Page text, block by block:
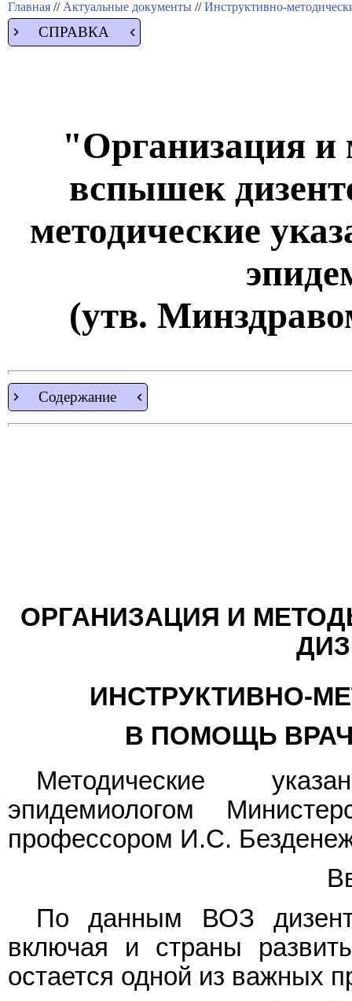
Главная // Актуальные документы //Инструктивно-
СПРАВКА
"Организация и
вспышек
методические
(утв.
Содержание
ОРГАНИЗАЦИЯ И
ИНСТРУКТИВНО-
В ПОМОЩЬ
Методические
эпидемиологом
профессором И.С.
По данным ВОЗ
включая и страны
остается одной из важных